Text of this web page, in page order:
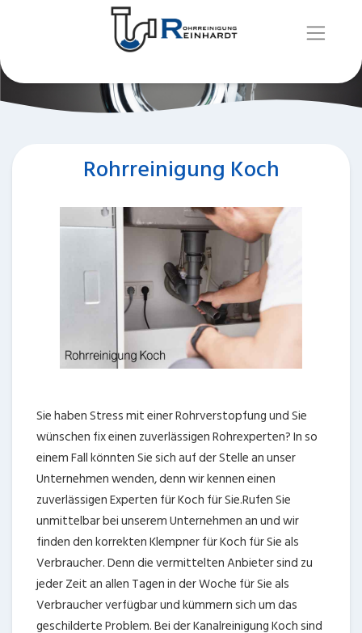
Rohrreinigung Koch
Sie haben Stress mit einer Rohrverstopfung und Sie
wünschen fix einen zuverlässigen Rohrexperten? In so
einem Fall könnten Sie sich auf der Stelle an unser
Unternehmen wenden, denn wir kennen einen
zuverlässigen Experten für Koch für Sie.Rufen Sie
unmittelbar bei unserem Unternehmen an und wir
finden den korrekten Klempner für Koch für Sie als
Verbraucher. Denn die vermittelten Anbieter sind zu
jeder Zeit an allen Tagen in der Woche für Sie als
Verbraucher verfügbar und kümmern sich um das
geschilderte Problem. Bei der Kanalreinigung Koch sind